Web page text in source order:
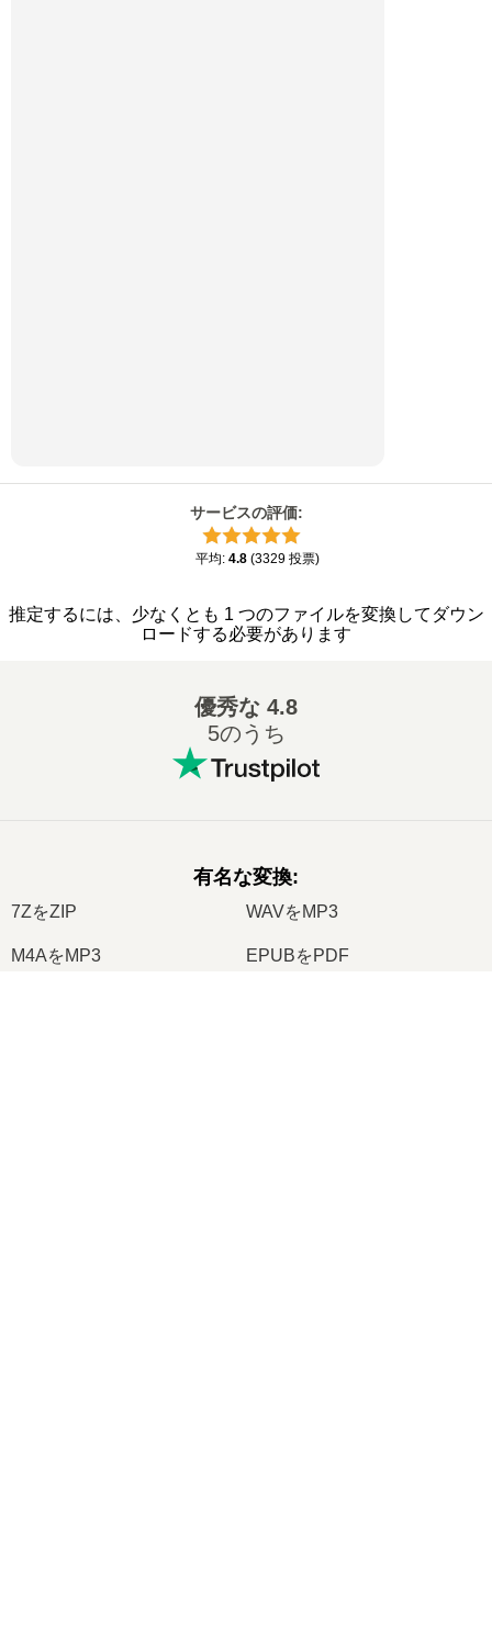
サービスの評価:
平均: 4.8 (3329 投票)
推定するには、少なくとも 1 つのファイルを変換してダウン
ロードする必要があります
優秀な 4.8
5のうち
有名な変換:
7ZをZIP WAVをMP3
M4AをMP3 EPUBをPDF